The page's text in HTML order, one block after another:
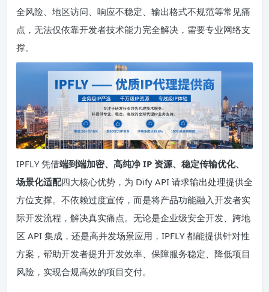
全风险、地区访问、响应不稳定、输出格式不规范等常见痛
点，无法仅依靠开发者技术能力完全解决，需要专业网络支
撑。
IPFLY 凭借端到端加密、高纯净 IP 资源、稳定传输优化、
场景化适配四大核心优势，为 Dify API 请求输出处理提供全
方位支撑。不依赖过度宣传，而是将产品功能融入开发者实
际开发流程，解决真实痛点。无论是企业级安全开发、跨地
区 API 集成，还是高并发场景应用，IPFLY 都能提供针对性
方案，帮助开发者提升开发效率、保障服务稳定、降低项目
风险，实现合规高效的项目交付。